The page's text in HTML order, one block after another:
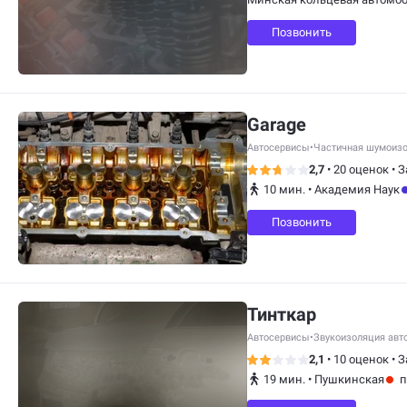
Позвонить
Garage
Автосервисы•Частичная
2,7 • 20 оценок •
10 мин. • Академия Наук
Позвонить
Тинткар
Автосервисы•Звукоизоляция
2,1 • 10 оценок •
19 мин. • Пушкинская